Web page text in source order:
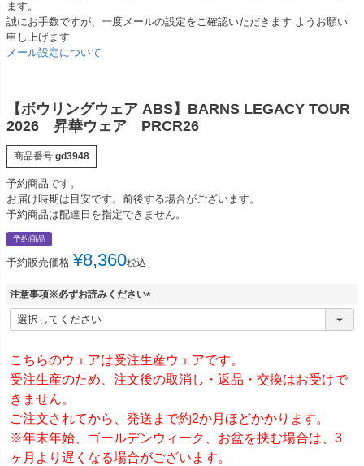
ます。
誠にお手数ですが、一度メールの設定をご確認いただきます ようお願い
申し上げます
メール設定について
【ボウリングウェア ABS】BARNS LEGACY TOUR
2026 昇華ウェア PRCR26
商品番号 gd3948
予約商品です。
お届け時期は目安です。前後する場合がございます。
予約商品は配達日を指定できません。
予約商品
予約販売価格 ¥8,360税込
注意事項※必ずお読みください
(
)
こちらのウェアは受注生産ウェアです。
受注生産のため、注文後の取消し・返品・交換はお受けで
きません。
ご注文されてから、発送まで約2か月ほどかかります。
※年末年始、ゴールデンウィーク、お盆を挟む場合は、3
ヶ月より遅くなる場合がございます。